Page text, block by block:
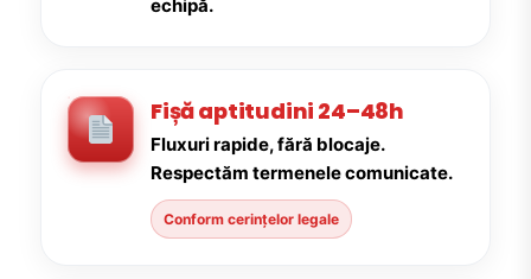
echipă.
Fișă aptitudini 24–48h
Fluxuri rapide, fără blocaje.
Respectăm termenele comunicate.
Conform cerințelor legale